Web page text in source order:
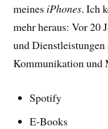
meines iPhones. Ich
mehr heraus: Vor 20
und
Kommunikation und
Spotify
E-Books